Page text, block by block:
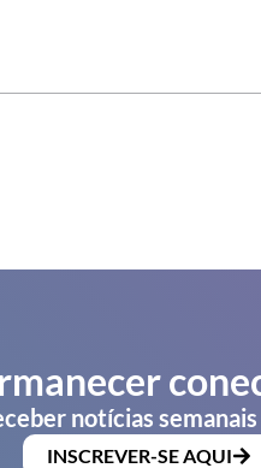
notícias
INSCREVER-SE AQUI